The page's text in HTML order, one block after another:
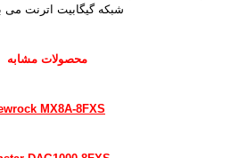
شبکه گیگابیت اترنت می
محصولات مشابه
MX8A-8FXS